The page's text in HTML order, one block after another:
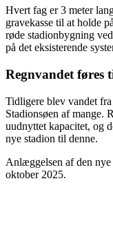
Hvert fag er 3 meter
gravekasse til at holde
røde stadionbygning
på det eksisterende
Regnvandet føres
Tidligere blev vandet
Stadionsøen af mange.
uudnyttet kapacitet, og
nye stadion til denne.
Anlæggelsen af den
oktober 2025.